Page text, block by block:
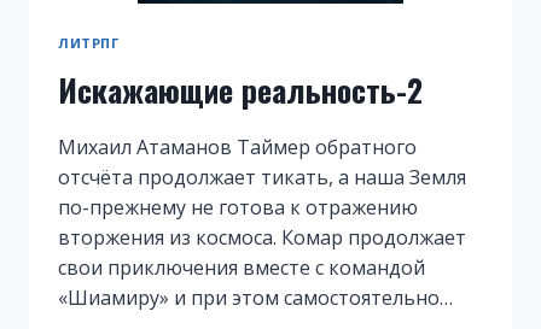
ЛИТРПГ
Искажающие реальность-2
Михаил Атаманов Таймер обратного
отсчёта продолжает тикать, а наша Земля
по-прежнему не готова к отражению
вторжения из космоса. Комар продолжает
свои приключения вместе с командой
«Шиамиру» и при этом самостоятельно…